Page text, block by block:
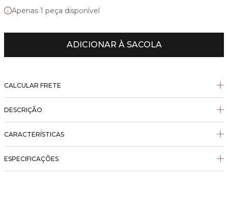
Apenas 1 peça disponível
ADICIONAR À SACOLA
CALCULAR FRETE
DESCRIÇÃO
CARACTERÍSTICAS
ESPECIFICAÇÕES